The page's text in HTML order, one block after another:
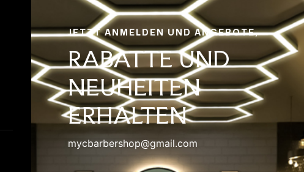
JETZT ANMELDEN UND ANGEBOTE,
RABATTE UND
NEUHEITEN
ERHALTEN
mycbarbershop@gmail.com